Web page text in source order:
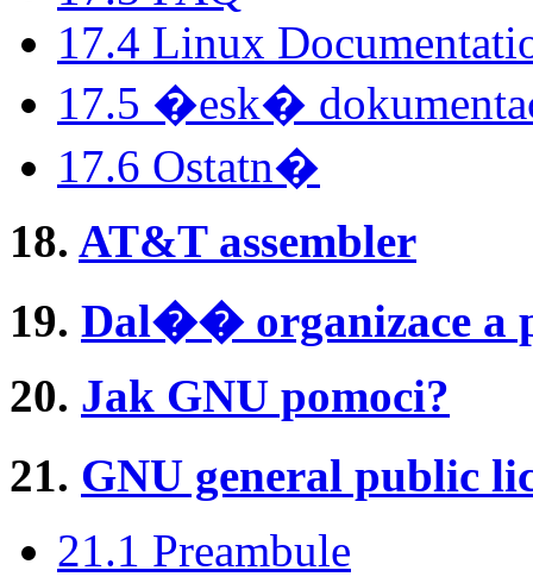
17.4 Linux
17.5 �esk�
17.6 Ostatn�
18. AT&T assembler
19. Dal�� organizace a
20. Jak GNU pomoci?
21. GNU general public
21.1 Preambule